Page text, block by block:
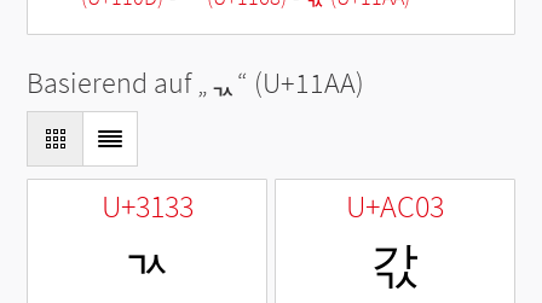
Basierend auf „ᆪ“ (U+11AA)
U+3133
ㄳ
U+AC03
갃